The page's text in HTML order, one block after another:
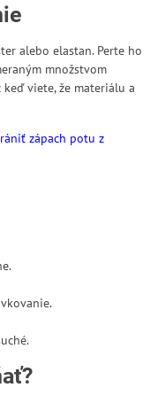
alebo elastan. Perte ho
množstvom
viete, že materiálu a
zápach potu z